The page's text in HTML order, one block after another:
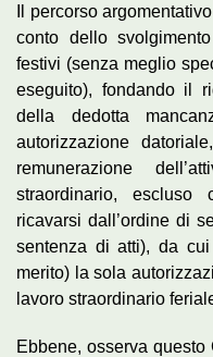
Il percorso
conto dello
festivi (senza meglio
eseguito), fondando il
della dedotta
autorizzazione
remunerazione
straordinario, escluso
ricavarsi dall’ordine di
sentenza di atti), da
merito) la sola
lavoro straordinario
Ebbene, osserva